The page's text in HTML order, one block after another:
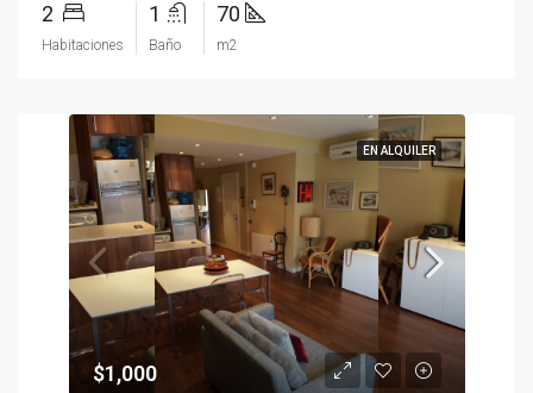
2
Habitaciones
1
Baño
70
m2
EN ALQUILER
$1,000